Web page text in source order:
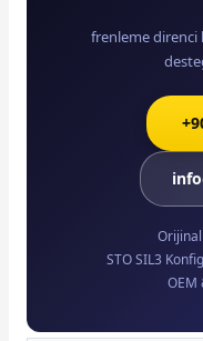
frenleme direnci
STO SIL3
OEM